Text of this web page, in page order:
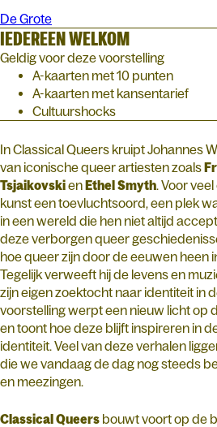
De Grote
IEDEREEN WELKOM
Geldig voor deze voorstelling
A-kaarten met 10 punten
A-kaarten met kansentarief
Cultuurshocks
In Classical Queers kruipt Johannes
van iconische queer artiesten zoals
TsjaikovskienEthel Smyth . Voor
kunst een toevluchtsoord, een plek
in een wereld die hen niet altijd
deze verborgen queer
hoe queer zijn door de eeuwen heen
Tegelijk verweeft hij de levens en
zijn eigen zoektocht naar identiteit in
voorstelling werpt een nieuw licht op
en toont hoe deze blijft inspireren in
identiteit. Veel van deze verhalen
die we vandaag de dag nog steeds
en meezingen.
Classical Queers bouwt voort op de